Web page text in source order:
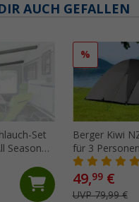
AUCH GEFALLEN
Set
Season
- 1000 cm
%
Berger Kiwi
für 3 Personen
49,99€
UVP 79,99 €